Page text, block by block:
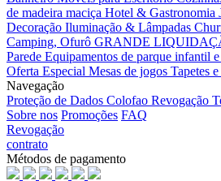
de madeira maciça Hotel & Gastronomia
Decoração Iluminação & Lâmpadas
Camping, Ofurô GRANDE
Parede Equipamentos de parque infantil
Oferta Especial Mesas de jogos Tapetes
Navegação
Proteção de Dados Colofao Revogação
Sobre nos Promoções FAQ
Revogação
contrato
Métodos de pagamento